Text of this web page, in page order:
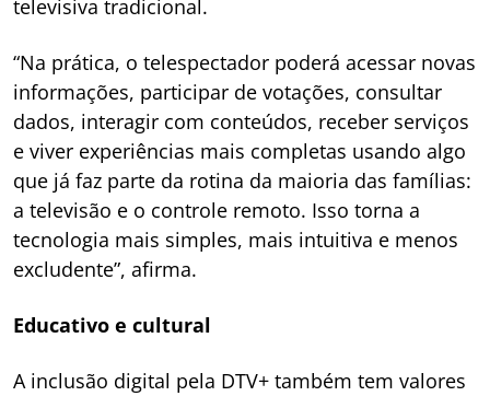
televisiva tradicional.
“Na prática, o telespectador poderá acessar novas
informações, participar de votações, consultar
dados, interagir com conteúdos, receber serviços
e viver experiências mais completas usando algo
que já faz parte da rotina da maioria das famílias:
a televisão e o controle remoto. Isso torna a
tecnologia mais simples, mais intuitiva e menos
excludente”, afirma.
Educativo e cultural
A inclusão digital pela DTV+ também tem valores